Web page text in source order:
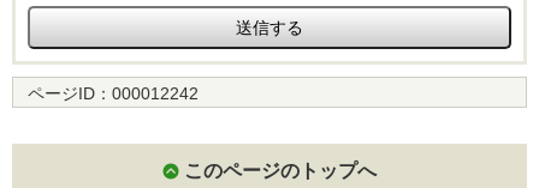
ページID： 000012242
このページのトップへ